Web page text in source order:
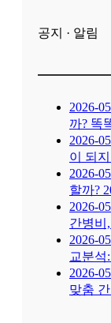
공지 · 알림
2026-
까? 똑
2026-
이 되
2026-
할까?
2026-
간병비
2026-
교분석
2026-
맞춤